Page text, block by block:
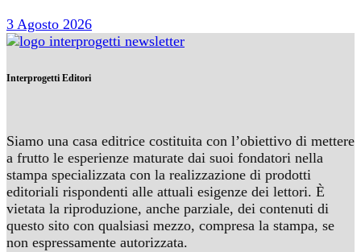
3 Agosto 2026
Interprogetti Editori
Siamo una casa editrice costituita con l’obiettivo di mettere
a frutto le esperienze maturate dai suoi fondatori nella
stampa specializzata con la realizzazione di prodotti
editoriali rispondenti alle attuali esigenze dei lettori. È
vietata la riproduzione, anche parziale, dei contenuti di
questo sito con qualsiasi mezzo, compresa la stampa, se
non espressamente autorizzata.